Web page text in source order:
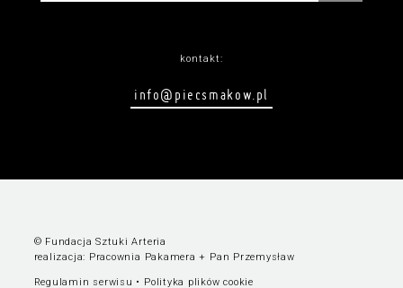
kontakt:
info@piecsmakow.pl
© Fundacja Sztuki Arteria
realizacja: Pracownia Pakamera + Pan Przemysław
Regulamin serwisu • Polityka plików cookie